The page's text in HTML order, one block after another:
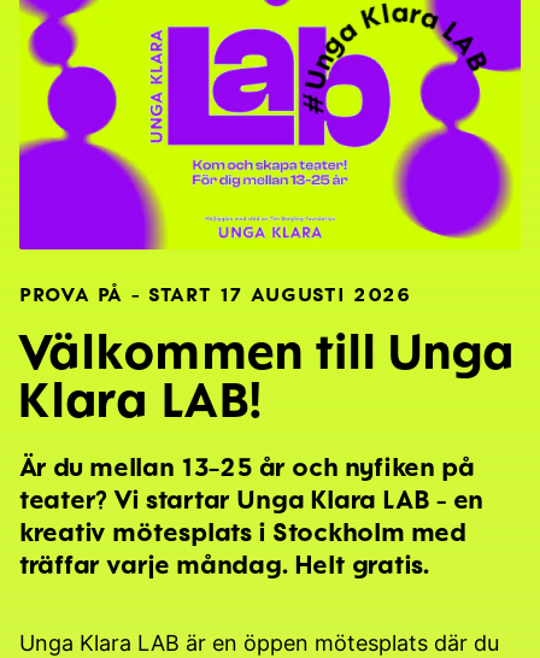
#
Unga Klara LAB
PROVA PÅ – START 17 AUGUSTI 2026
Välkommen till Unga
Klara LAB!
Är du mellan 13-25 år och nyfiken på
teater? Vi startar Unga Klara LAB – en
kreativ mötesplats i Stockholm med
träffar varje måndag. Helt gratis.
Unga Klara LAB är en öppen mötesplats där du